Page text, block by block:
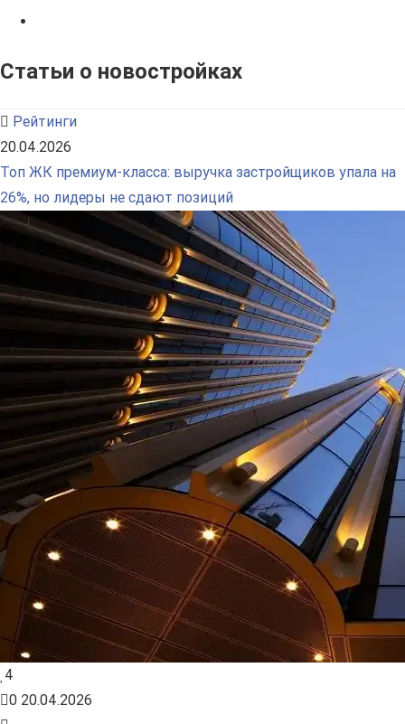
Статьи о новостройках
Рейтинги
20.04.2026
Топ ЖК премиум-класса: выручка застройщиков упала на
26%, но лидеры не сдают позиций
4
0 20.04.2026